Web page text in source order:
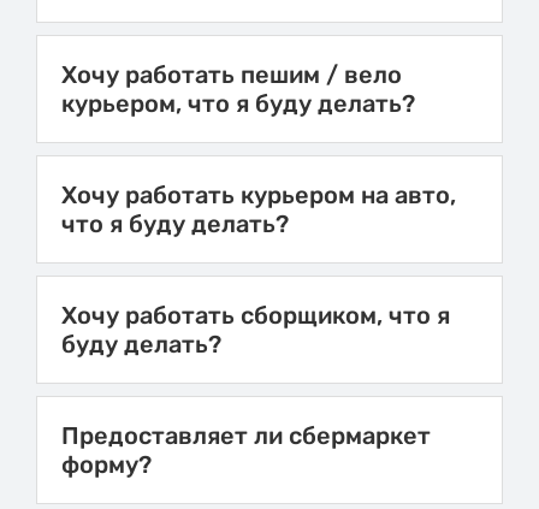
Хочу работать пешим / вело
курьером, что я буду делать?
Хочу работать курьером на авто,
что я буду делать?
Хочу работать сборщиком, что я
буду делать?
Предоставляет ли сбермаркет
форму?